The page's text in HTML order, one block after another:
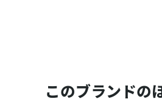
このブランドの